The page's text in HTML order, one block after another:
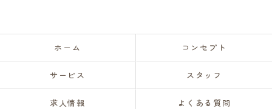
ホーム コンセプト
サービス スタッフ
求人情報 よくある質問